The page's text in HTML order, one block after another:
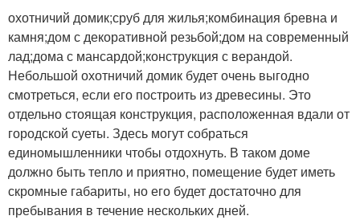
охотничий домик;сруб для жилья;комбинация бревна и
камня;дом с декоративной резьбой;дом на современный
лад;дома с мансардой;конструкция с верандой.
Небольшой охотничий домик будет очень выгодно
смотреться, если его построить из древесины. Это
отдельно стоящая конструкция, расположенная вдали от
городской суеты. Здесь могут собраться
единомышленники чтобы отдохнуть. В таком доме
должно быть тепло и приятно, помещение будет иметь
скромные габариты, но его будет достаточно для
пребывания в течение нескольких дней.